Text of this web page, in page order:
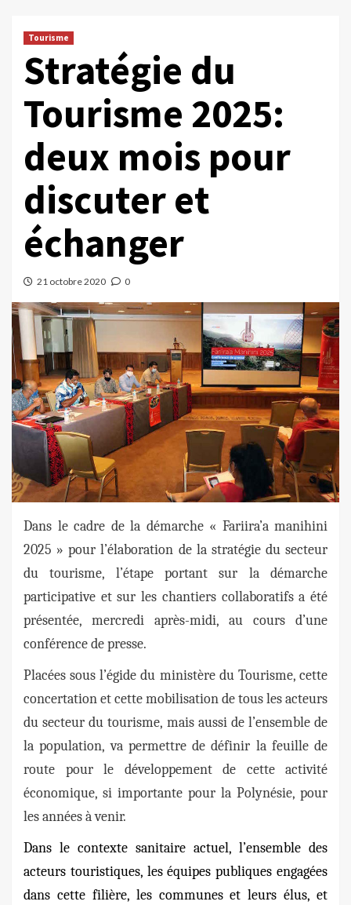
Tourisme
Stratégie du
Tourisme 2025:
deux mois pour
discuter et
échanger
21 octobre 2020 0
Dans le cadre de la démarche « Fariira’a manihini
2025 » pour l’élaboration de la stratégie du secteur
du tourisme, l’étape portant sur la démarche
participative et sur les chantiers collaboratifs a été
présentée, mercredi après-midi, au cours d’une
conférence de presse.
Placées sous l’égide du ministère du Tourisme, cette
concertation et cette mobilisation de tous les acteurs
du secteur du tourisme, mais aussi de l’ensemble de
la population, va permettre de définir la feuille de
route pour le développement de cette activité
économique, si importante pour la Polynésie, pour
les années à venir.
Dans le contexte sanitaire actuel, l’ensemble des
acteurs touristiques, les équipes publiques engagées
dans cette filière, les communes et leurs élus, et